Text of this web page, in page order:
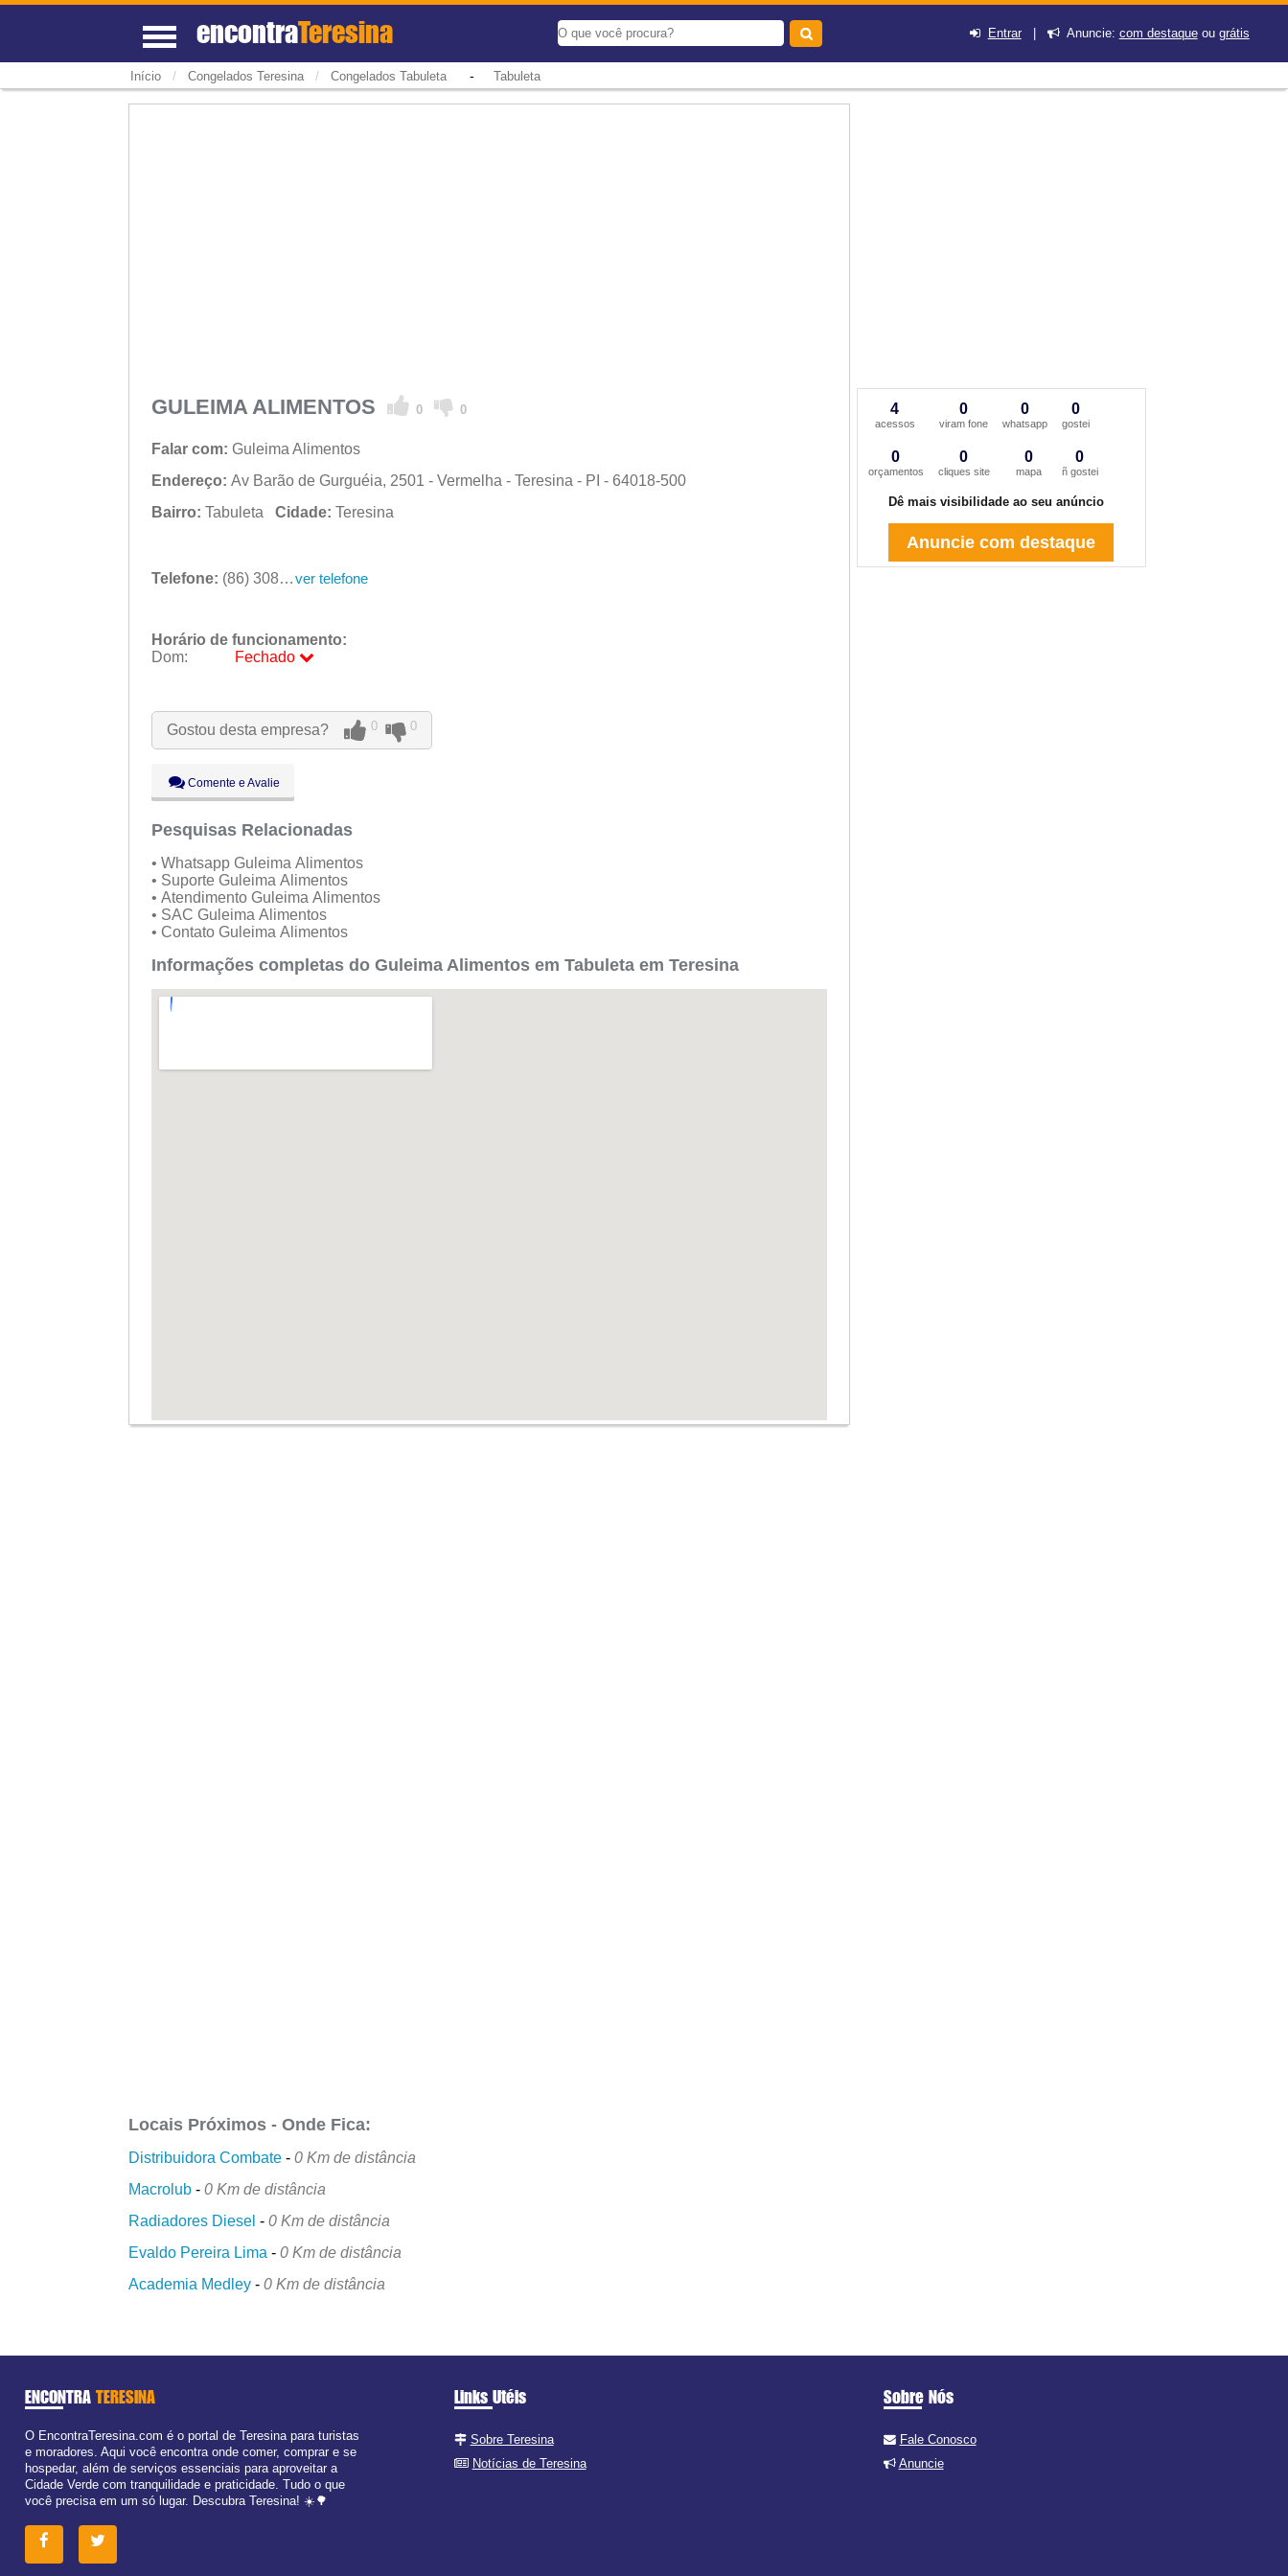
encontraTeresina Entrar| Anuncie: com destaqueou grátis
Início / Congelados Teresina / Congelados Tabuleta- Tabuleta
GULEIMA ALIMENTOS 0 0
Falar com: Guleima Alimentos
Endereço: Av Barão de Gurguéia, 2501 - Vermelha - Teresina - PI - 64018-500
Bairro: Tabuleta Cidade: Teresina
Telefone: (86) 3081-4609 ver telefone
Horário de funcionamento:
Dom:
Fechado
Qua:
09:00 - 18:00
Qui:
09:00 - 18:00
Sáb:
Dom:
Fechado
Gostou desta empresa? 0 0
Comente e Avalie
Pesquisas Relacionadas
• Whatsapp Guleima Alimentos
• Suporte Guleima Alimentos
• Atendimento Guleima Alimentos
• SAC Guleima Alimentos
• Contato Guleima Alimentos
Informações completas do Guleima Alimentos em Tabuleta em Teresina
Locais Próximos - Onde Fica:
Distribuidora Combate -0 Km de distância
Macrolub -0 Km de distância
Radiadores Diesel -0 Km de distância
Evaldo Pereira Lima -0 Km de distância
Academia Medley -0 Km de distância
4
acessos
0
viram fone
0
whatsapp
0
gostei
0
orçamentos
0
cliques site
0
mapa
0
ñ gostei
Dê mais visibilidade ao seu anúncio
Anuncie com destaque
ENCONTRA TERESINA
O EncontraTeresina.com é o portal de Teresina para turistas
e moradores. Aqui você encontra onde comer, comprar e se
hospedar, além de serviços essenciais para aproveitar a
Cidade Verde com tranquilidade e praticidade. Tudo o que
você precisa em um só lugar. Descubra Teresina! ☀️🌳
Links Utéis
Sobre Teresina
Notícias de Teresina
Sobre Nós
Fale Conosco
Anuncie